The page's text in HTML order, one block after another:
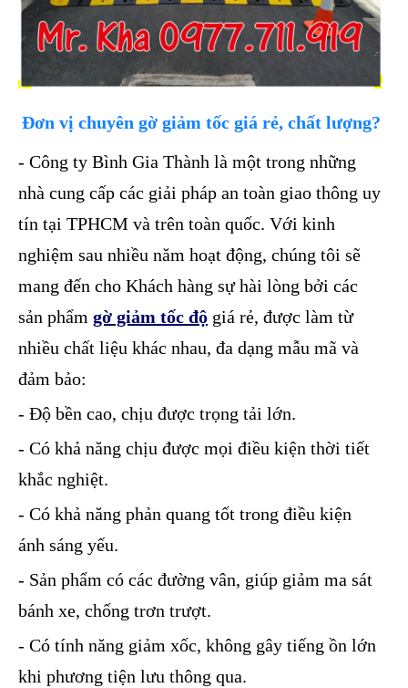
Đơn vị chuyên gờ giảm tốc giá rẻ, chất lượng?
- Công ty Bình Gia Thành là một trong những
nhà cung cấp các giải pháp an toàn giao thông uy
tín tại TPHCM và trên toàn quốc. Với kinh
nghiệm sau nhiều năm hoạt động, chúng tôi sẽ
mang đến cho Khách hàng sự hài lòng bởi các
sản phẩm gờ giảm tốc độ giá rẻ, được làm từ
nhiều chất liệu khác nhau, đa dạng mẫu mã và
đảm bảo:
- Độ bền cao, chịu được trọng tải lớn.
- Có khả năng chịu được mọi điều kiện thời tiết
khắc nghiệt.
- Có khả năng phản quang tốt trong điều kiện
ánh sáng yếu.
- Sản phẩm có các đường vân, giúp giảm ma sát
bánh xe, chống trơn trượt.
- Có tính năng giảm xốc, không gây tiếng ồn lớn
khi phương tiện lưu thông qua.